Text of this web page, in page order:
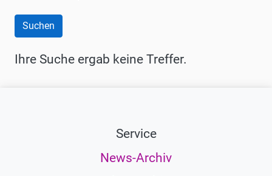
Ihre Suche ergab keine Treffer.
Service
News-Archiv